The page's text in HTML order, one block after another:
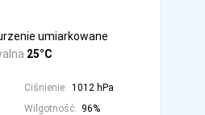
25°C
umiarkowane
Ciśnienie: 1012 hPa
Wilgotność: 96%